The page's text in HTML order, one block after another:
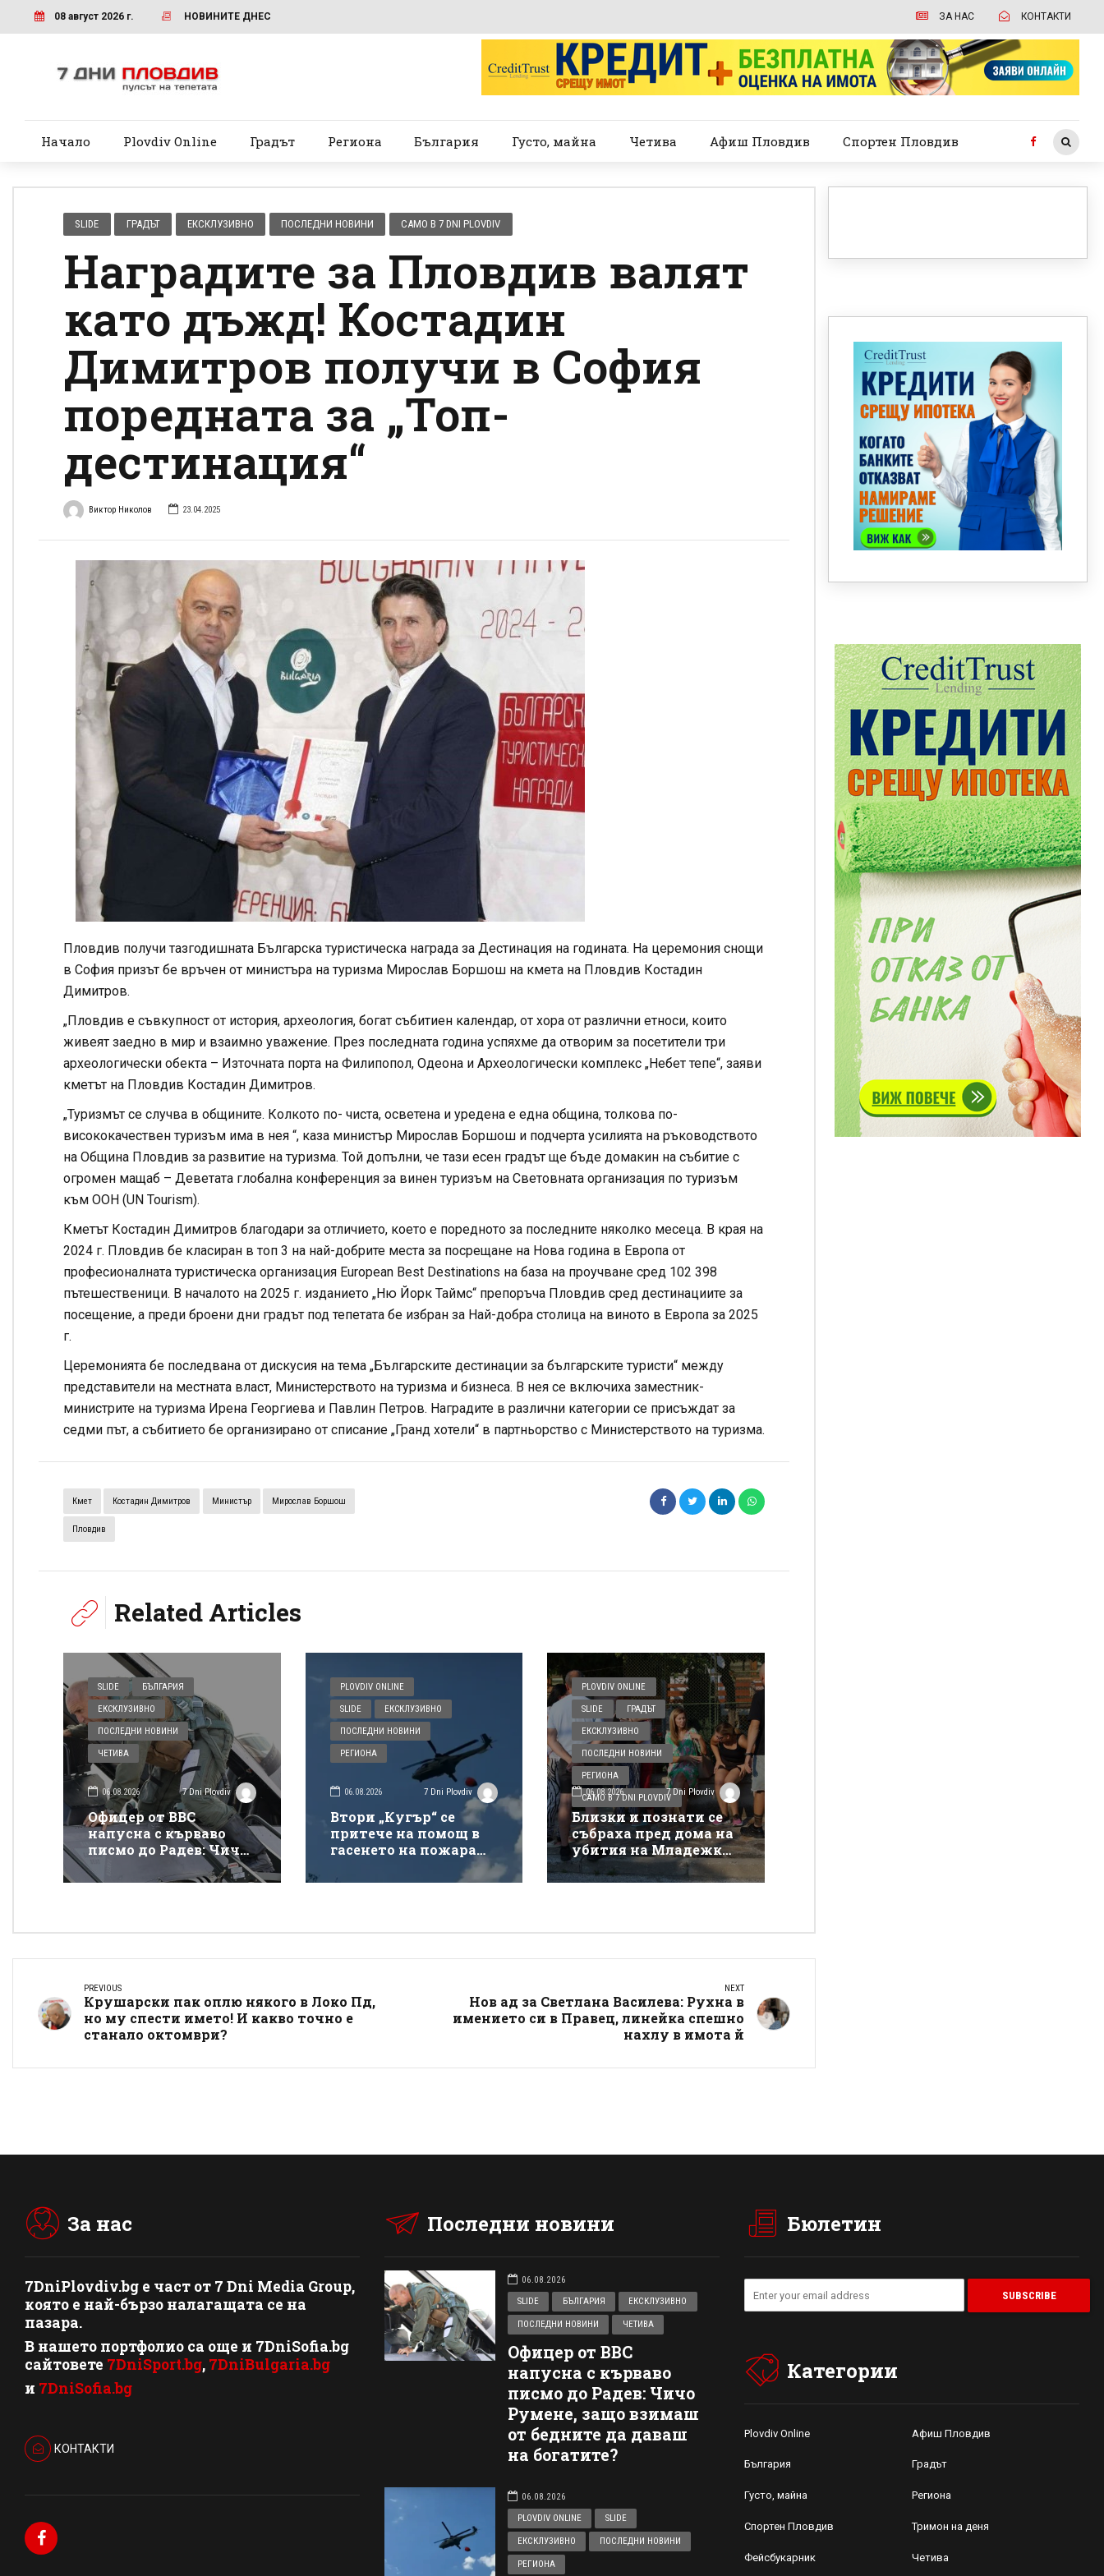
08 август 2026 г. НОВИНИТЕ ДНЕС ЗА НАС КОНТАКТИ
Начало Plovdiv Online Градът Региона България Густо, майна Четива Афиш Пловдив Спортен Пловдив
SLIDE ГРАДЪТ ЕКСКЛУЗИВНО ПОСЛЕДНИ НОВИНИ САМО В 7 DNI PLOVDIV
Наградите за Пловдив валят
като дъжд! Костадин
Димитров получи в София
поредната за „Топ-
дестинация“
Виктор Николов 23.04.2025
Пловдив получи тазгодишната Българска туристическа награда за Дестинация на годината. На церемония снощи
в София призът бе връчен от министъра на туризма Мирослав Боршош на кмета на Пловдив Костадин
Димитров.
„Пловдив е съвкупност от история, археология, богат събитиен календар, от хора от различни етноси, които
живеят заедно в мир и взаимно уважение. През последната година успяхме да отворим за посетители три
археологически обекта – Източната порта на Филипопол, Одеона и Археологически комплекс „Небет тепе“, заяви
кметът на Пловдив Костадин Димитров.
„Туризмът се случва в общините. Колкото по- чиста, осветена и уредена е една община, толкова по-
висококачествен туризъм има в нея “, каза министър Мирослав Боршош и подчерта усилията на ръководството
на Община Пловдив за развитие на туризма. Той допълни, че тази есен градът ще бъде домакин на събитие с
огромен мащаб – Деветата глобална конференция за винен туризъм на Световната организация по туризъм
към ООН (UN Tourism).
Кметът Костадин Димитров благодари за отличието, което е поредното за последните няколко месеца. В края на
2024 г. Пловдив бе класиран в топ 3 на най-добрите места за посрещане на Нова година в Европа от
професионалната туристическа организация European Best Destinations на база на проучване сред 102 398
пътешественици. В началото на 2025 г. изданието „Ню Йорк Таймс“ препоръча Пловдив сред дестинациите за
посещение, а преди броени дни градът под тепетата бе избран за Най-добра столица на виното в Европа за 2025
г.
Церемонията бе последвана от дискусия на тема „Българските дестинации за българските туристи“ между
представители на местната власт, Министерството на туризма и бизнеса. В нея се включиха заместник-
министрите на туризма Ирена Георгиева и Павлин Петров. Наградите в различни категории се присъждат за
седми път, а събитието бе организирано от списание „Гранд хотели“ в партньорство с Министерството на туризма.
Кмет Костадин Димитров Министър Мирослав Боршош
Пловдив
Related Articles
SLIDE БЪЛГАРИЯ
ЕКСКЛУЗИВНО
ПОСЛЕДНИ НОВИНИ
ЧЕТИВА
06.08.2026 7 Dni Plovdiv
Офицер от ВВС
напусна с кърваво
писмо до Радев: Чичо
Румене, защо взимаш
от бедните да даваш
PLOVDIV ONLINE
SLIDE ЕКСКЛУЗИВНО
ПОСЛЕДНИ НОВИНИ
РЕГИОНА
06.08.2026 7 Dni Plovdiv
Втори „Кугър“ се
притече на помощ в
гасенето на пожара
покрай магистрала
„Тракия“
PLOVDIV ONLINE
SLIDE ГРАДЪТ
ЕКСКЛУЗИВНО
ПОСЛЕДНИ НОВИНИ
РЕГИОНА
САМО В 7 DNI PLOVDIV
06.08.2026 7 Dni Plovdiv
Близки и познати се
събраха пред дома на
убития на Младежки
хълм: Не е педофил,
търсеше си приятелка
PREVIOUS
Крушарски пак оплю някого в Локо Пд,
но му спести името! И какво точно е
станало октомври?
NEXT
Нов ад за Светлана Василева: Рухна в
имението си в Правец, линейка спешно
нахлу в имота й
За нас
7DniPlovdiv.bg e част от 7 Dni Media Group,
която е най-бързо налагащата се на
пазара.
В нашето портфолио са още и 7DniSofia.bg
сайтовете 7DniSport.bg, 7DniBulgaria.bg
и 7DniSofia.bg
КОНТАКТИ
Последни новини
06.08.2026
SLIDE
БЪЛГАРИЯ ЕКСКЛУЗИВНО
ПОСЛЕДНИ НОВИНИ ЧЕТИВА
Офицер от ВВС
напусна с кърваво
писмо до Радев: Чичо
Румене, защо взимаш
от бедните да даваш
на богатите?
06.08.2026
PLOVDIV ONLINE
SLIDE
ЕКСКЛУЗИВНО ПОСЛЕДНИ НОВИНИ
РЕГИОНА
Бюлетин
Категории
Plovdiv Online Афиш Пловдив
България Градът
Густо, майна Региона
Спортен Пловдив Тримон на деня
Фейсбукарник Четива